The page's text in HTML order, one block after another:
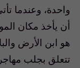
واحدة، وعندما
أن يأخذ مكان
هو ابن الأرض
تتعلق بجلب